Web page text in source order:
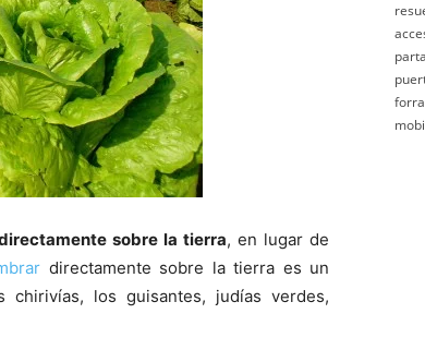
sobre la tierra, en lugar de
directamente sobre la tierra es un
los guisantes, judías verdes,